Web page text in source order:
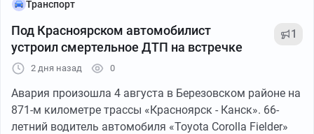
Транспорт
Под Красноярском автомобилист
устроил смертельное ДТП на встречке
1
2 дня назад 0
Авария произошла 4 августа в Березовском районе на
871-м километре трассы «Красноярск - Канск». 66-
летний водитель автомобиля «Toyota Corolla Fielder»